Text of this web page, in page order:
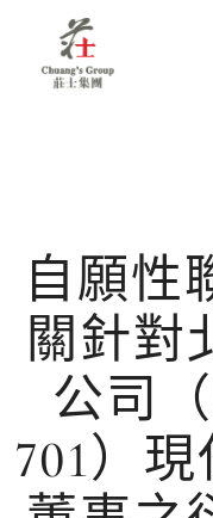
自願性
關針對
公司
701）